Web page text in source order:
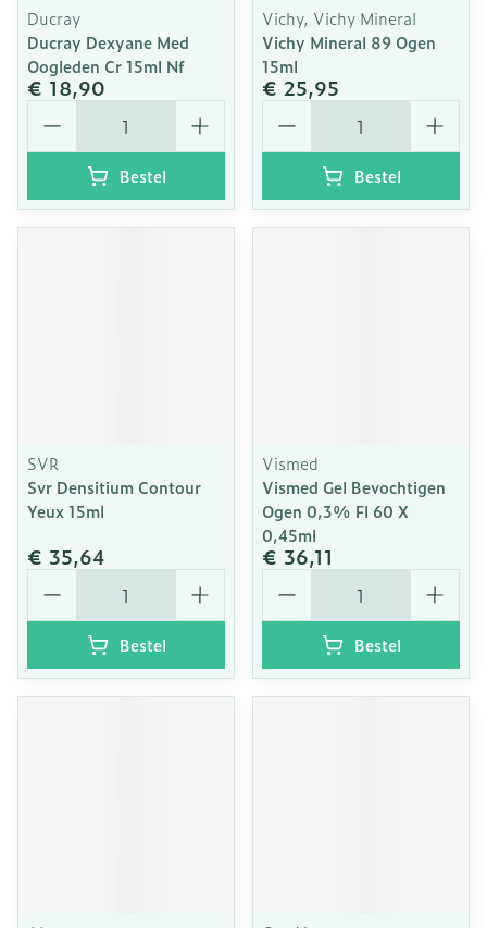
Ducray
Ducray Dexyane Med
Oogleden Cr 15ml Nf
€ 18,90
Aantal
Bestel
Vichy, Vichy Mineral
Vichy Mineral 89 Ogen
15ml
€ 25,95
Aantal
Bestel
SVR
Svr Densitium Contour
Yeux 15ml
€ 35,64
Aantal
Bestel
Vismed
Vismed Gel Bevochtigen
Ogen 0,3% Fl 60 X
0,45ml
€ 36,11
Aantal
Bestel